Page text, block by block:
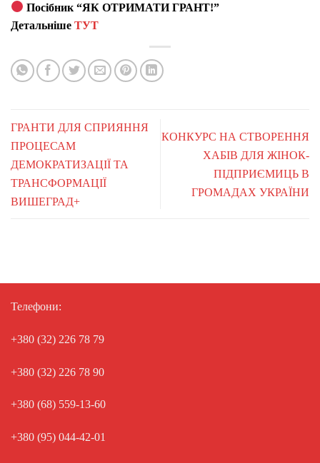
Посібник “ЯК ОТРИМАТИ ГРАНТ!”
Детальніше ТУТ
ГРАНТИ ДЛЯ СПРИЯННЯ
ПРОЦЕСАМ
ДЕМОКРАТИЗАЦІЇ ТА
ТРАНСФОРМАЦІЇ
ВИШЕГРАД+
КОНКУРС НА СТВОРЕННЯ
ХАБІВ ДЛЯ ЖІНОК-
ПІДПРИЄМИЦЬ В
ГРОМАДАХ УКРАЇНИ
Телефони:
+380 (32) 226 78 79
+380 (32) 226 78 90
+380 (68) 559-13-60
+380 (95) 044-42-01